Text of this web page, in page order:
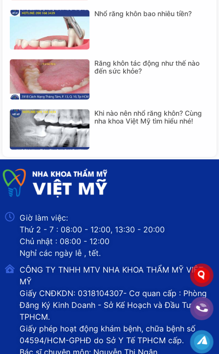
Nhổ răng khôn bao nhiêu tiền?
Răng khôn tác động như thế nào
đến sức khỏe?
Khi nào nên nhổ răng khôn? Cùng
nha khoa Việt Mỹ tìm hiểu nhé!
Giờ làm việc:
Thứ 2 - 7 : 08:00 - 12:00, 13:30 - 20:00
Chủ nhật : 08:00 - 12:00
Nghỉ các ngày lễ , tết.
CÔNG TY TNHH MTV NHA KHOA THẨM MỸ VIỆT
MỸ
Giấy CNĐKDN: 0318104307- Cơ quan cấp : Phòng
Đăng Ký Kinh Doanh - Sở Kế Hoạch và Đầu Tư
TPHCM.
Giấy phép hoạt động khám bệnh, chữa bệnh số
04594/HCM-GPHĐ do Sở Y Tế TPHCM cấp.